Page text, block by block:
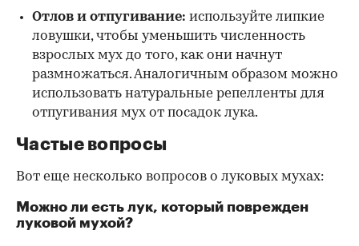
Отлов и отпугивание: используйте липкие
ловушки, чтобы уменьшить численность
взрослых мух до того, как они начнут
размножаться. Аналогичным образом можно
использовать натуральные репелленты для
отпугивания мух от посадок лука.
Частые вопросы
Вот еще несколько вопросов о луковых мухах:
Можно ли есть лук, который поврежден
луковой мухой?